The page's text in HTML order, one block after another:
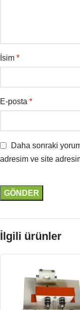
İsim *
E-posta *
Daha sonraki
adresim ve site
İlgili ürünler